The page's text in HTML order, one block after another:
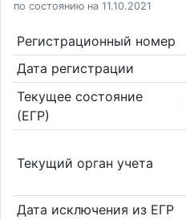
по состоянию на 11.10.2021
Регистрационный номер
Дата регистрации
Текущее состояние
(ЕГР)
Текущий орган учета
Дата исключения из ЕГР